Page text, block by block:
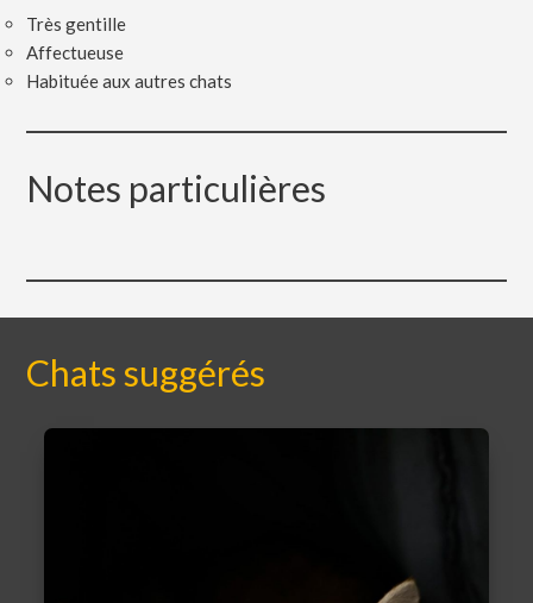
Très gentille
Affectueuse
Habituée aux autres chats
Notes particulières
Chats suggérés